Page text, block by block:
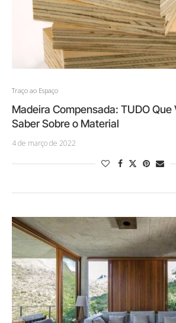
Traço ao Espaço
Madeira Compensada: TUDO Que
Saber Sobre o Material
4 de março de 2022